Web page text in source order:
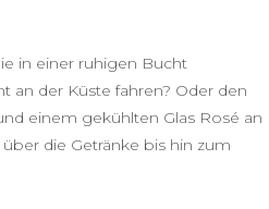
in einer ruhigen Bucht
an der Küste fahren? Oder den
einem gekühlten Glas Rosé an
die Getränke bis hin zum